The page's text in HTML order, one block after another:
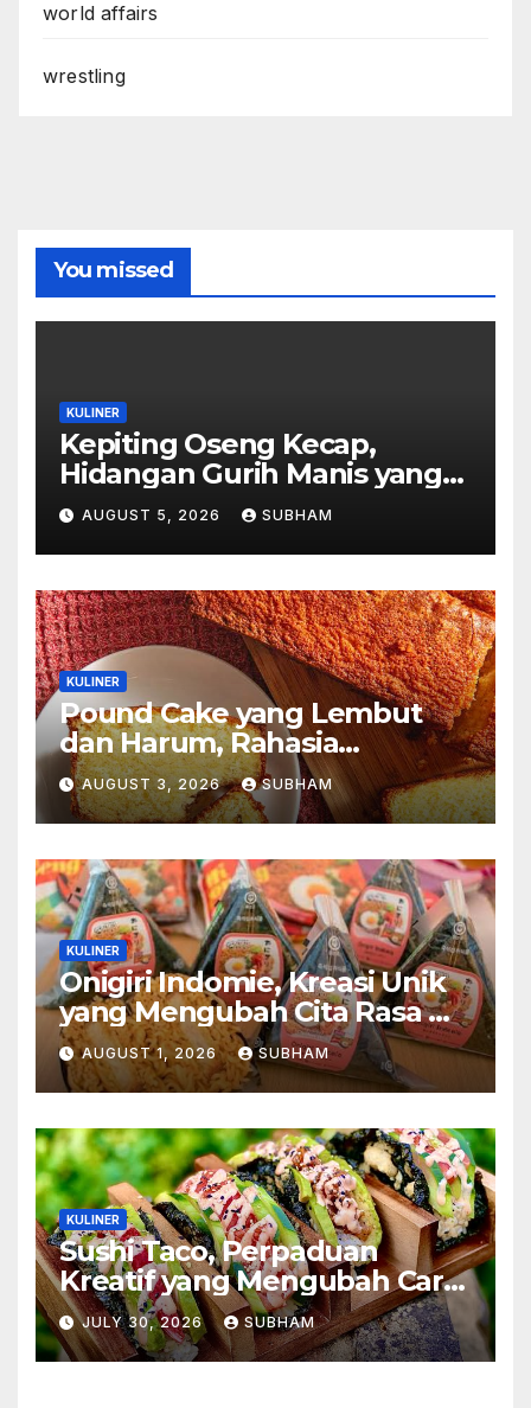
world affairs
wrestling
You missed
KULINER
Kepiting Oseng Kecap,
Hidangan Gurih Manis yang
Selalu Menggugah Selera di
Setiap Suapan
AUGUST 5, 2026 SUBHAM
KULINER
Pound Cake yang Lembut
dan Harum, Rahasia
Kelezatan Kue Klasik yang
Tak Pernah Kehilangan
Pesona
AUGUST 3, 2026 SUBHAM
KULINER
Onigiri Indomie, Kreasi Unik
yang Mengubah Cita Rasa Mi
Favorit Menjadi Sajian
Kekinian
AUGUST 1, 2026 SUBHAM
KULINER
Sushi Taco, Perpaduan
Kreatif yang Mengubah Cara
Menikmati Hidangan Favorit
JULY 30, 2026 SUBHAM